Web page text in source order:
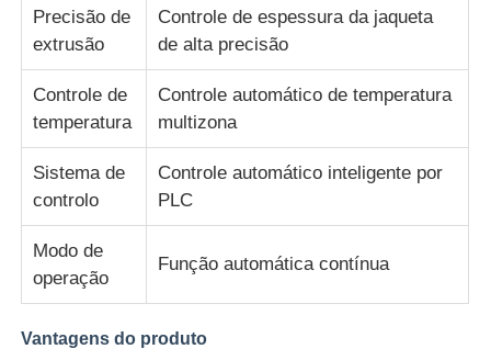
transporte fora da máquina
Máquina de embalagem de cabo
Máquina de enrolar cabos
máquina de extrusão de descascamento
Precisão de
extrusão
Controle de espessura da jaqueta
de alta precisão
Controle de
temperatura
Controle automático de temperatura
multizona
Sistema de
controlo
Controle automático inteligente por
PLC
Modo de
operação
Função automática contínua
Vantagens do produto